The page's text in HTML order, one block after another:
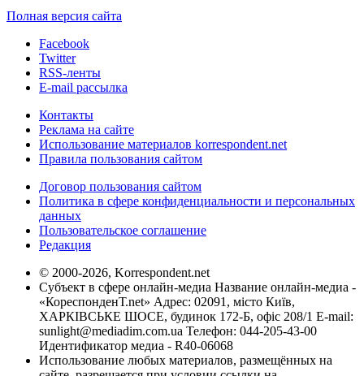
Полная версия сайта
Facebook
Twitter
RSS-ленты
E-mail рассылка
Контакты
Реклама на сайте
Использование материалов korrespondent.net
Правила пользования сайтом
Договор пользования сайтом
Политика в сфере конфиденциальности и персональных
данных
Пользовательское соглашение
Редакция
© 2000-2026, Korrespondent.net
Субъект в сфере онлайн-медиа Название онлайн-медиа -
«КореспонденТ.net» Адрес: 02091, місто Київ,
ХАРКІВСЬКЕ ШОСЕ, будинок 172-Б, офіс 208/1 E-mail:
sunlight@mediadim.com.ua Телефон: 044-205-43-00
Идентификатор медиа - R40-06068
Использование любых материалов, размещённых на